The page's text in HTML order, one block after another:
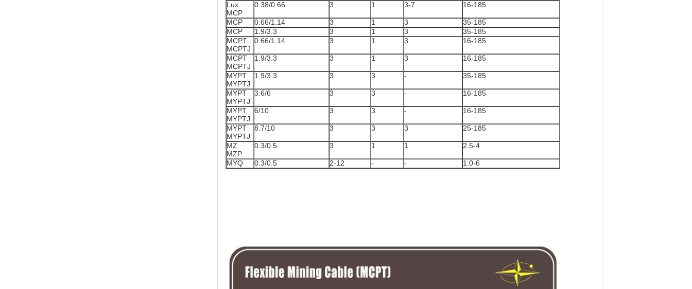
Lux
MCP
0.38/0.66 3 1 3-7 16-185
MCP 0.66/1.14 3 1 3
35-185
MCP
1.9/3.3 3 1 3
35-185
MCPT
MCPTJ
0.66/1.14 3 1 3 16-185
MCPT
MCPTJ
1.9/3.3 3 1 3 16-185
MYPT
MYPTJ
1.9/3.3 3 3 - 35-185
MYPT
MYPTJ
3.6/6 3 3 - 16-185
MYPT
MYPTJ
6/10 3 3 - 16-185
MYPT
MYPTJ
8.7/10 3 3 3 25-185
MZ
MZP
0.3/0.5 3 1 1 2.5-4
MYQ 0.3/0.5 2-12 - - 1.0-6